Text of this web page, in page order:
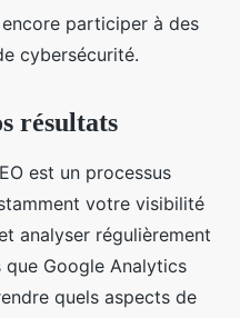
participer à des
cybersécurité.
résultats
est un processus
votre visibilité
analyser régulièrement
Google Analytics
quels aspects de